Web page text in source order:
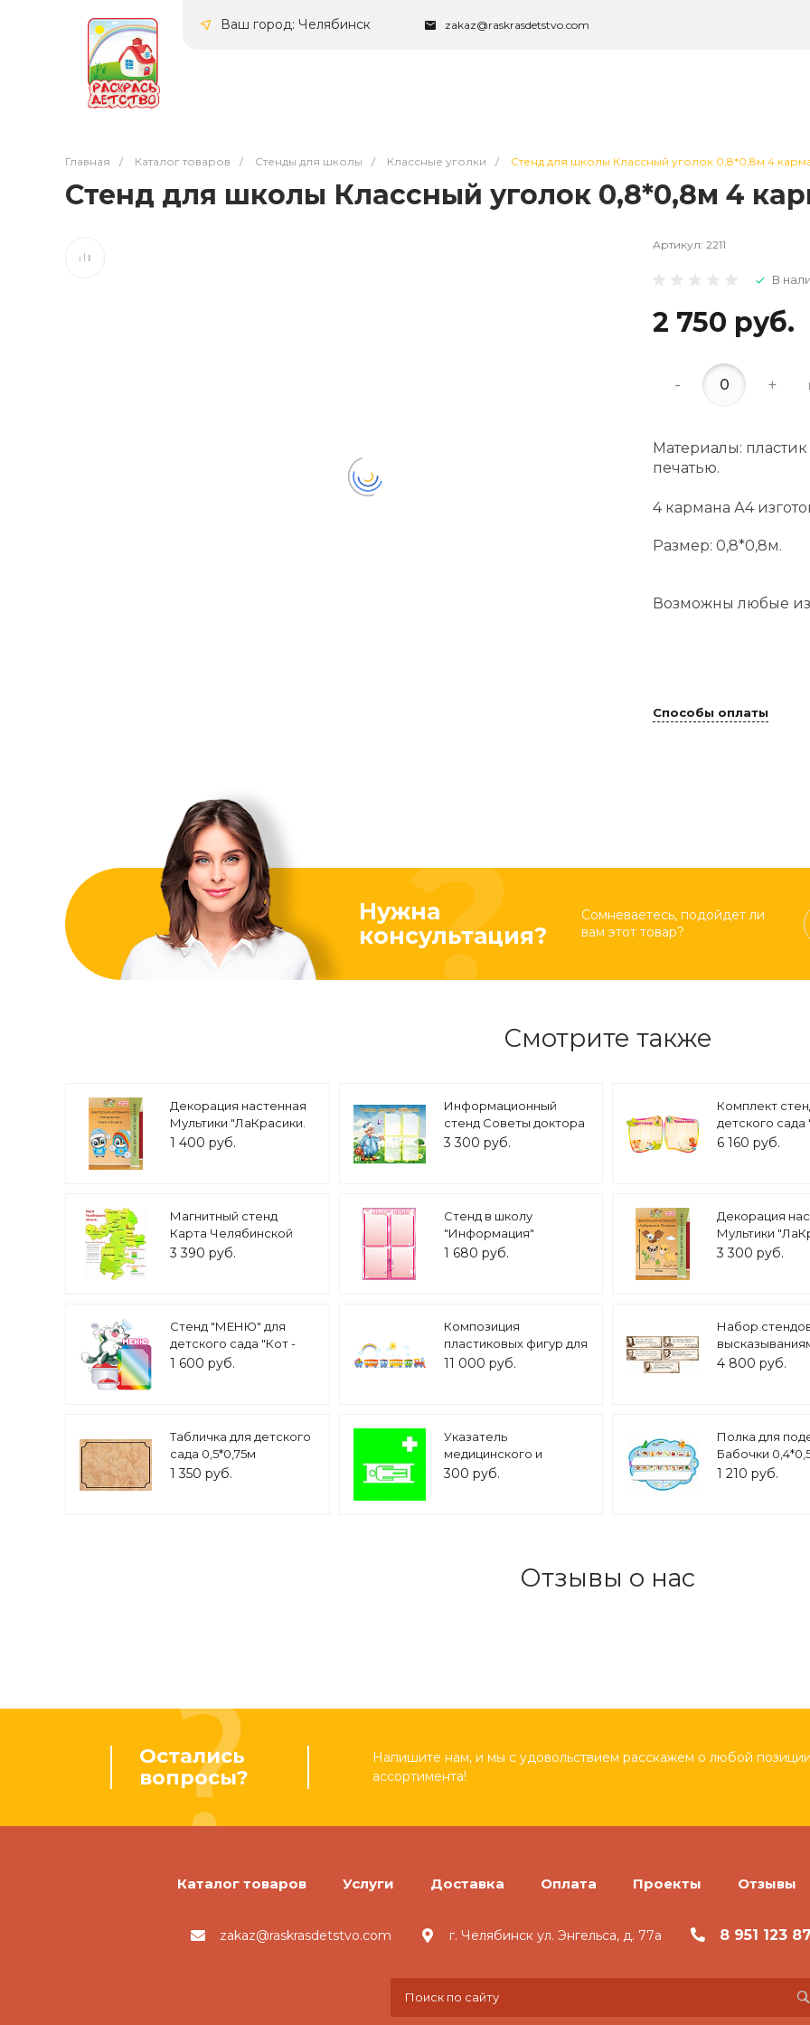
Ваш город: Челябинск zakaz@raskrasdetstvo.com
Главная / Каталог товаров / Стенды для школы / Классные уголки / Стенд для школы Классный уголок 0,8*0,8м 4
Стенд для школы Классный уголок 0,8*0,8м 4
Артикул: 2211
В
2 750 руб.
- +
Материалы:
печатью.
4 кармана А4
Размер: 0,8*0,8м.
Возможны любые
Способы оплаты
Нужна
консультация?
Сомневаетесь, подойдет ли
вам этот товар?
Смотрите также
Декорация настенная
Мультики "ЛаКрасики.
Пинги и Понги" арт.
1 400 руб.
Информационный
стенд Советы доктора
Айболита 1*0,8м 4
3 300 руб.
Комплект
детского
В ШКОЛУ" и
6 160 руб.
Магнитный стенд
Карта Челябинской
области 1,25*0,8м арт.
3 390 руб.
Стенд в школу
"Информация"
розовый 0,52*0,7м 4
1 680 руб.
Декорация
Мультики
Пустыня" арт.
3 300 руб.
Стенд "МЕНЮ" для
детского сада "Кот -
повар на кастрюлях"
1 600 руб.
Композиция
пластиковых фигур для
оформления
11 000 руб.
Набор
кабинет
4 800 руб.
Табличка для детского
сада 0,5*0,75м
ламинированная
1 350 руб.
Указатель
медицинского и
санитарного
300 руб.
Полка для
Бабочки
полочки арт.
1 210 руб.
Отзывы о нас
Остались
вопросы?
Напишите нам, и мы с удовольствием расскажем о любой
ассортимента!
Каталог товаров Услуги Доставка Оплата Проекты Отзывы
zakaz@raskrasdetstvo.com г. Челябинск ул. Энгельса, д. 77а 8 951 123